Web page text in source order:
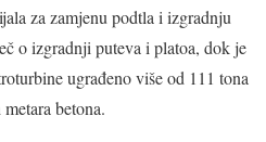
za zamjenu podtla i izgradnju
o izgradnji puteva i platoa, dok je
ugrađeno više od 111 tona
betona.